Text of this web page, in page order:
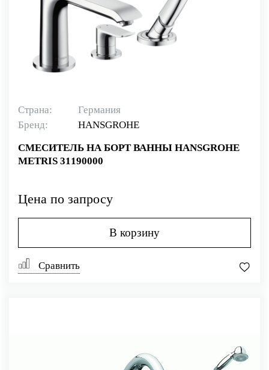
Страна:
Германия
Бренд:
HANSGROHE
СМЕСИТЕЛЬ НА БОРТ ВАННЫ HANSGROHE
METRIS 31190000
Цена по запросу
В корзину
Сравнить